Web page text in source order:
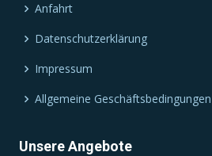
Anfahrt
Datenschutzerklärung
Impressum
Allgemeine Geschäftsbedingungen
Unsere Angebote